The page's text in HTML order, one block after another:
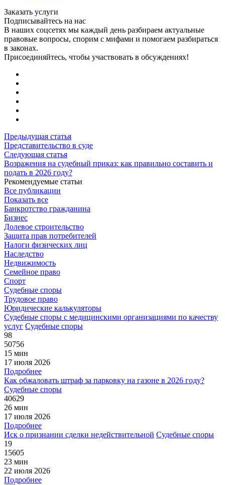
Заказать услуги
Подписывайтесь на нас
В наших соцсетях мы каждый день разбираем актуальные
правовые вопросы, спорим с мифами и помогаем разбираться
в законах.
Присоединяйтесь, чтобы участвовать в обсуждениях!
Предыдущая статья
Представительство в суде
Следующая статья
Возражения на судебный приказ: как правильно составить и
подать в 2026 году?
Рекомендуемые статьи
Все публикации
Показать все
Банкротство гражданина
Бизнес
Долевое строительство
Защита прав потребителей
Налоги физических лиц
Наследство
Недвижимость
Семейное право
Спорт
Судебные споры
Трудовое право
Юридические калькуляторы
Судебные споры с медицинскими организациями по качеству
услуг Судебные споры
98
50756
15 мин
17 июля 2026
Подробнее
Как обжаловать штраф за парковку на газоне в 2026 году?
Судебные споры
40629
26 мин
17 июля 2026
Подробнее
Иск о признании сделки недействительной Судебные споры
19
15605
23 мин
22 июля 2026
Подробнее